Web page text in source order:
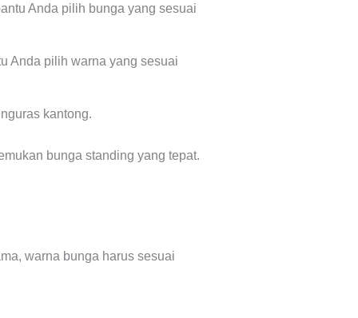
Anda pilih bunga yang sesuai
Anda pilih warna yang sesuai
kantong.
bunga standing yang tepat.
warna bunga harus sesuai